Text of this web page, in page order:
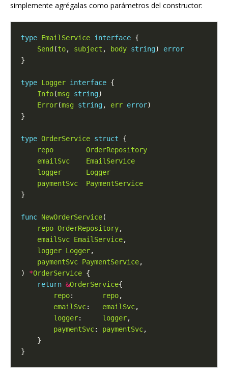
simplemente agrégalas como parámetros del constructor:
type EmailService interface
Send (to, subject , body string) error
type Logger interface
Info(msg string
Error(msg string, err error
type OrderService struct
repo
OrderRepository
emailSvc
EmailService
logger
Logger
paymentSvc
PaymentService
func NewOrderService
repo OrderRepository
emailSvc EmailService
logger Logger
paymentSvc PaymentService
) *OrderService
return &OrderService
repo: repo
emailSvc: emailSvc
logger: logger
paymentSvc: paymentSvc